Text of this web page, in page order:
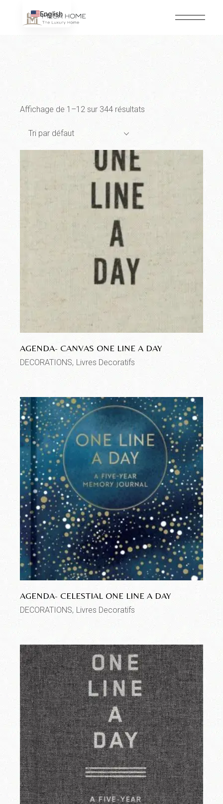
contenu
Affichage de 1–12 sur 344 résultats
Tri par défaut
AGENDA- CANVAS ONE LINE A DAY
DECORATIONS Livres Decoratifs
AGENDA- CELESTIAL ONE LINE A DAY
DECORATIONS Livres Decoratifs
English